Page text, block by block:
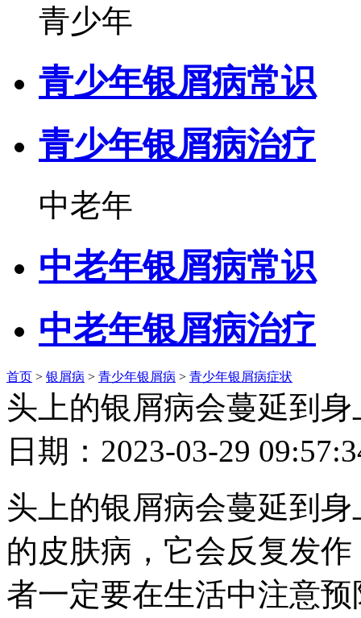
青少年
青少年银屑病常识
青少年银屑病治疗
中老年
中老年银屑病常识
中老年银屑病治疗
首页 > 银屑病 > 青少年银屑病 > 青少年银屑病症状
头上的银屑病会蔓延到身
日期：2023-03-29
头上的银屑病会蔓延到
的皮肤病，它会反复发
者一定要在生活中注意